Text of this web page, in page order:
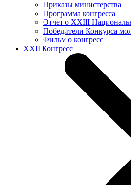
Приказы министерства
Программа конгресса
Отчет о XXIII
Победители Конкурса
Фильм о конгресс
XXII Конгресс